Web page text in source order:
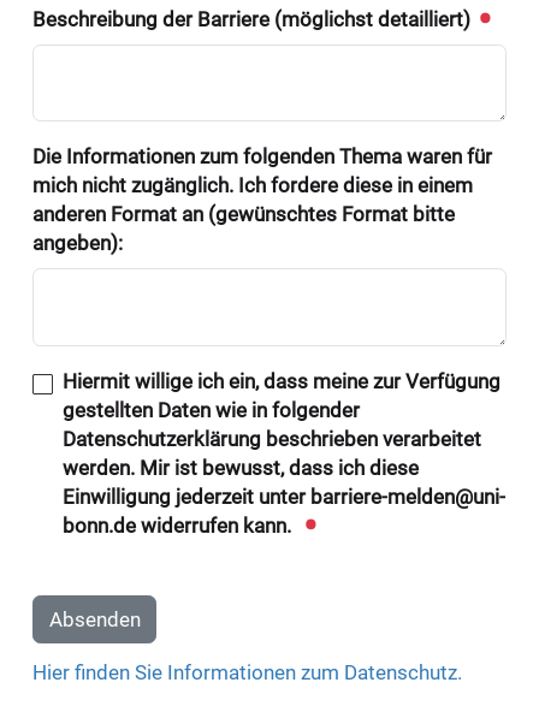
Beschreibung der Barriere (möglichst detailliert)
Die Informationen zum folgenden Thema waren für
mich nicht zugänglich. Ich fordere diese in einem
anderen Format an (gewünschtes Format bitte
angeben):
Hiermit willige ich ein, dass meine zur Verfügung
gestellten Daten wie in folgender
Datenschutzerklärung beschrieben verarbeitet
werden. Mir ist bewusst, dass ich diese
Einwilligung jederzeit unter barriere-melden@uni-
bonn.de widerrufen kann.
Absenden
Hier finden Sie Informationen zum Datenschutz.